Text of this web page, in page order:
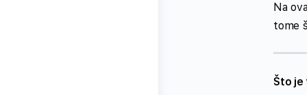
Na
tome
Što je